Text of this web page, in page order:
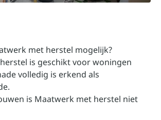
met herstel mogelijk?
is geschikt voor woningen
volledig is erkend als
is Maatwerk met herstel niet